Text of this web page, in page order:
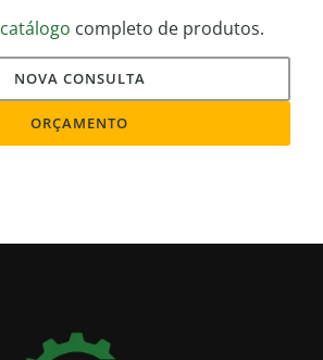
catálogo completo de produtos.
NOVA CONSULTA
ORÇAMENTO